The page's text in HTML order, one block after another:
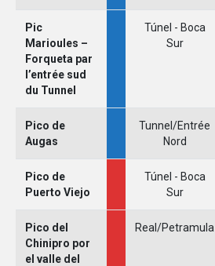
Pic
Marioules –
Forqueta par
l’entrée sud
du Tunnel
Túnel - Boca
Sur
Pico de
Augas
Tunnel/Entrée
Nord
Pico de
Puerto Viejo
Túnel - Boca
Sur
Pico del
Chinipro por
el valle del
Real/Petramula